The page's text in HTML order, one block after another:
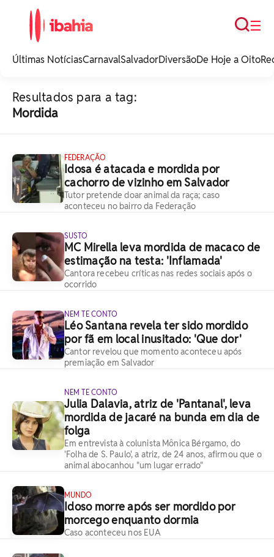
noticias e
☰
Busca
Últimas NotíciasCarnavalSalvadorDiversãoDe Hoje a Oito
Resultados para a tag:
Mordida
FEDERAÇÃO
Idosa é atacada e mordida por
cachorro de vizinho em Salvador
Tutor pretende doar animal da raça; caso
aconteceu no bairro da Federação
SUSTO
MC Mirella leva mordida de macaco de
estimação na testa: 'Inflamada'
Cantora recebeu críticas nas redes sociais após o
ocorrido
NEM TE CONTO
Léo Santana revela ter sido mordido
por fã em local inusitado: 'Que dor'
Cantor revelou que momento aconteceu após
premiação em Salvador
NEM TE CONTO
Julia Dalavia, atriz de 'Pantanal', leva
mordida de jacaré na bunda em dia de
folga
Em entrevista à colunista Mônica Bérgamo, do
'Folha de S. Paulo', a atriz, de 24 anos, afirmou que o
animal abocanhou "um lugar errado"
MUNDO
Idoso morre após ser mordido por
morcego enquanto dormia
Caso aconteceu nos EUA